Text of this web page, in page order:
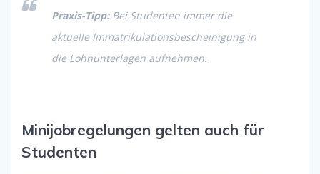
Praxis-Tipp:Bei Studenten immer die
aktuelle Immatrikulationsbescheinigung in
die Lohnunterlagen aufnehmen.
Minijobregelungen gelten auch für
Studenten